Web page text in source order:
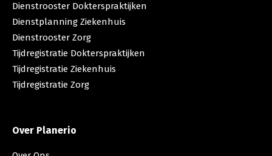
Dienstrooster Dokterspraktijken
Dienstplanning Ziekenhuis
Dienstrooster Zorg
Tijdregistratie Dokterspraktijken
Tijdregistratie Ziekenhuis
Tijdregistratie Zorg
Over Planerio